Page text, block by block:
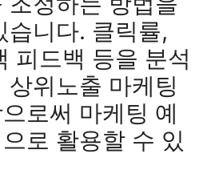
습니다. 클릭률,
피드백 등을 분석
상위노출 마케팅
로써 마케팅 예
로 활용할 수 있